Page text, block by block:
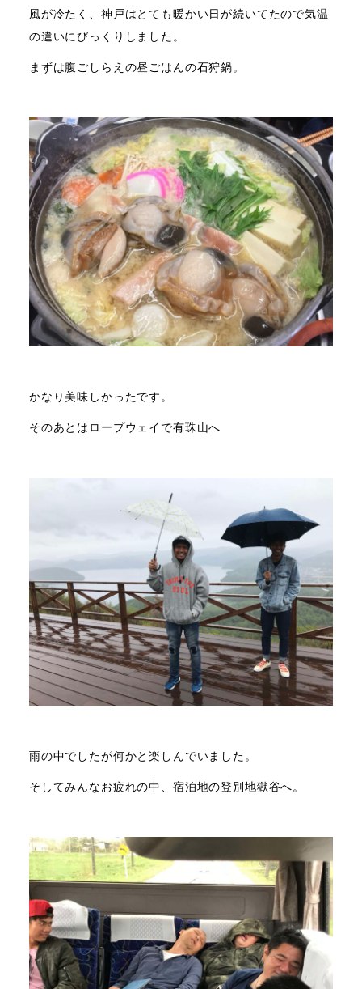
風が冷たく、神戸はとても暖かい日が続いてたので気温
の違いにびっくりしました。
まずは腹ごしらえの昼ごはんの石狩鍋。
かなり美味しかったです。
そのあとはロープウェイで有珠山へ
雨の中でしたが何かと楽しんでいました。
そしてみんなお疲れの中、宿泊地の登別地獄谷へ。